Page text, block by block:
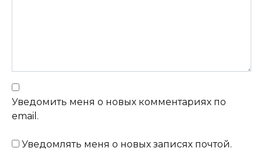
Уведомить меня о новых комментариях по
email.
Уведомлять меня о новых записях почтой.